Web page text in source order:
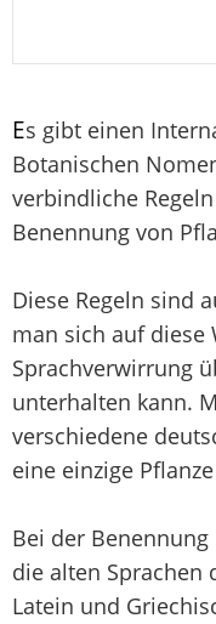
Es gibt einen
Botanischen
verbindliche
Benennung von
Diese Regeln sind
man sich auf diese
Sprachverwirrung
unterhalten kann.
verschiedene
eine einzige
Bei der
die alten Sprachen
Latein und